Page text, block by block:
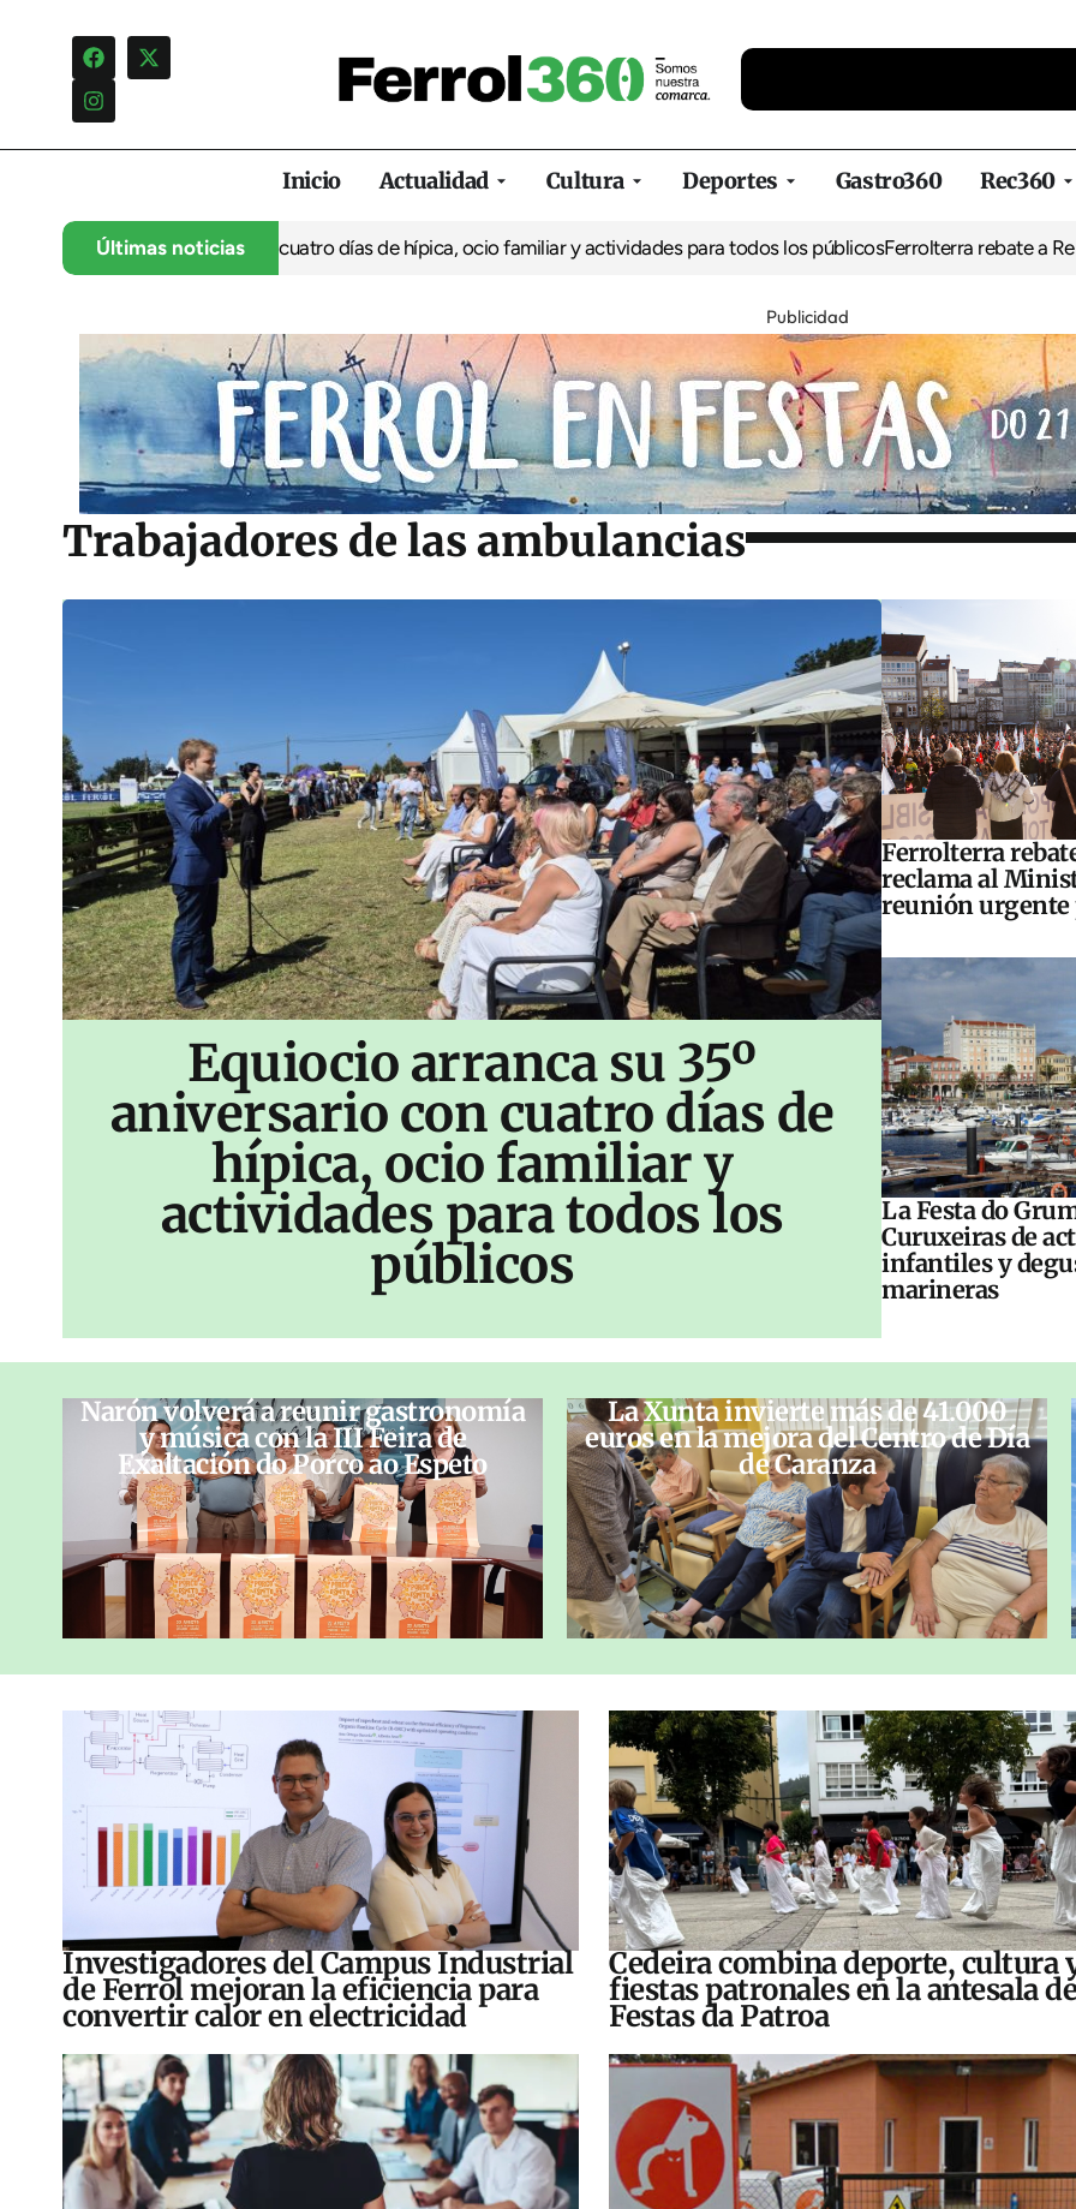
Inicio Actualidad Cultura Deportes Gastro360 Rec360
Últimas noticias
35º aniversario con cuatro días de hípica, ocio familiar y actividades para todos los públicosFerrolterra rebate a Renfe y
Publicidad
Trabajadores de las ambulancias
Equiocio arranca su 35º
aniversario con cuatro días de
hípica, ocio familiar y
actividades para todos los
públicos
Ferrolterra
reclama al
reunión urgente
La Festa do
Curuxeiras de
infantiles y
marineras
Narón volverá a reunir gastronomía
y música con la III Feira de
Exaltación do Porco ao Espeto
La Xunta invierte más de 41.000
euros en la mejora del Centro de Día
de Caranza
Investigadores del Campus Industrial
de Ferrol mejoran la eficiencia para
convertir calor en electricidad
Cedeira combina deporte, cultura
fiestas patronales en la antesala
Festas da Patroa